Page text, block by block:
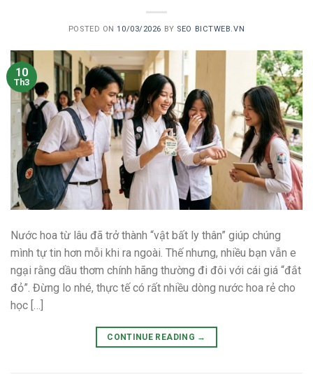
POSTED ON10/03/2026 BY SEO BICTWEB.VN
10
Th3
Nước hoa từ lâu đã trở thành “vật bất ly thân” giúp chúng
mình tự tin hơn mỗi khi ra ngoài. Thế nhưng, nhiều bạn vẫn e
ngại rằng dầu thơm chính hãng thường đi đôi với cái giá “đắt
đỏ”. Đừng lo nhé, thực tế có rất nhiều dòng nước hoa rẻ cho
học […]
CONTINUE READING →